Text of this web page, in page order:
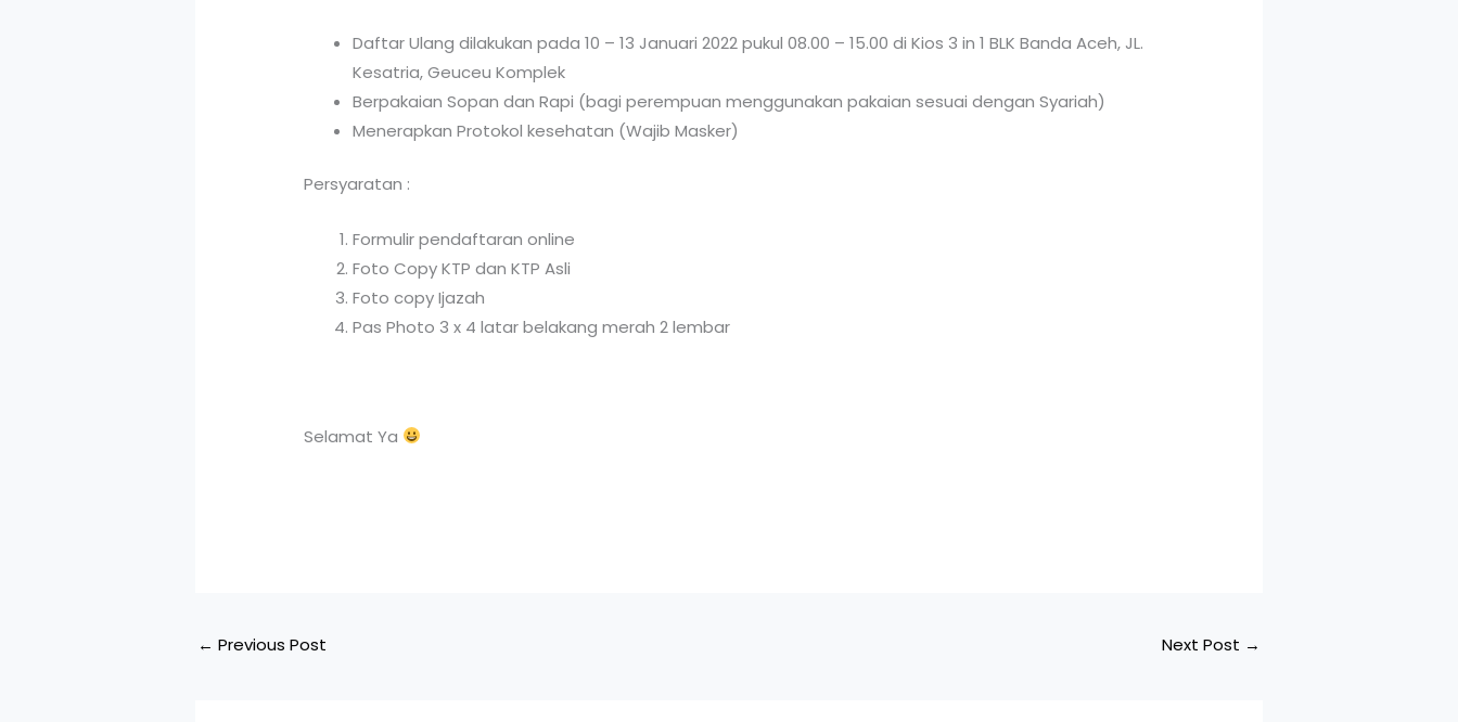
Daftar Ulang dilakukan pada 10 – 13 Januari 2022 pukul 08.00 – 15.00 di Kios 3 in 1 BLK Banda Aceh, JL.
Kesatria, Geuceu Komplek
Berpakaian Sopan dan Rapi (bagi perempuan menggunakan pakaian sesuai dengan Syariah)
Menerapkan Protokol kesehatan (Wajib Masker)
Persyaratan :
Formulir pendaftaran online
Foto Copy KTP dan KTP Asli
Foto copy Ijazah
Pas Photo 3 x 4 latar belakang merah 2 lembar
Selamat Ya
← Previous Post Next Post →